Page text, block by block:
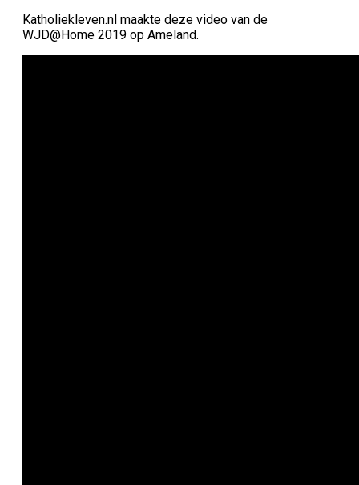
Katholiekleven.nl maakte deze video van de
WJD@Home 2019 op Ameland.